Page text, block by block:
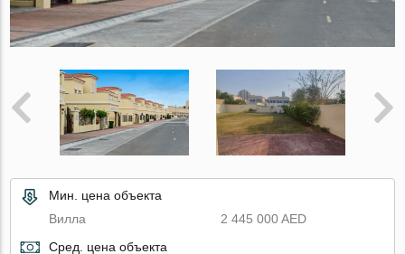
Мин. цена объекта
Вилла
2 445 000 AED
Сред. цена объекта